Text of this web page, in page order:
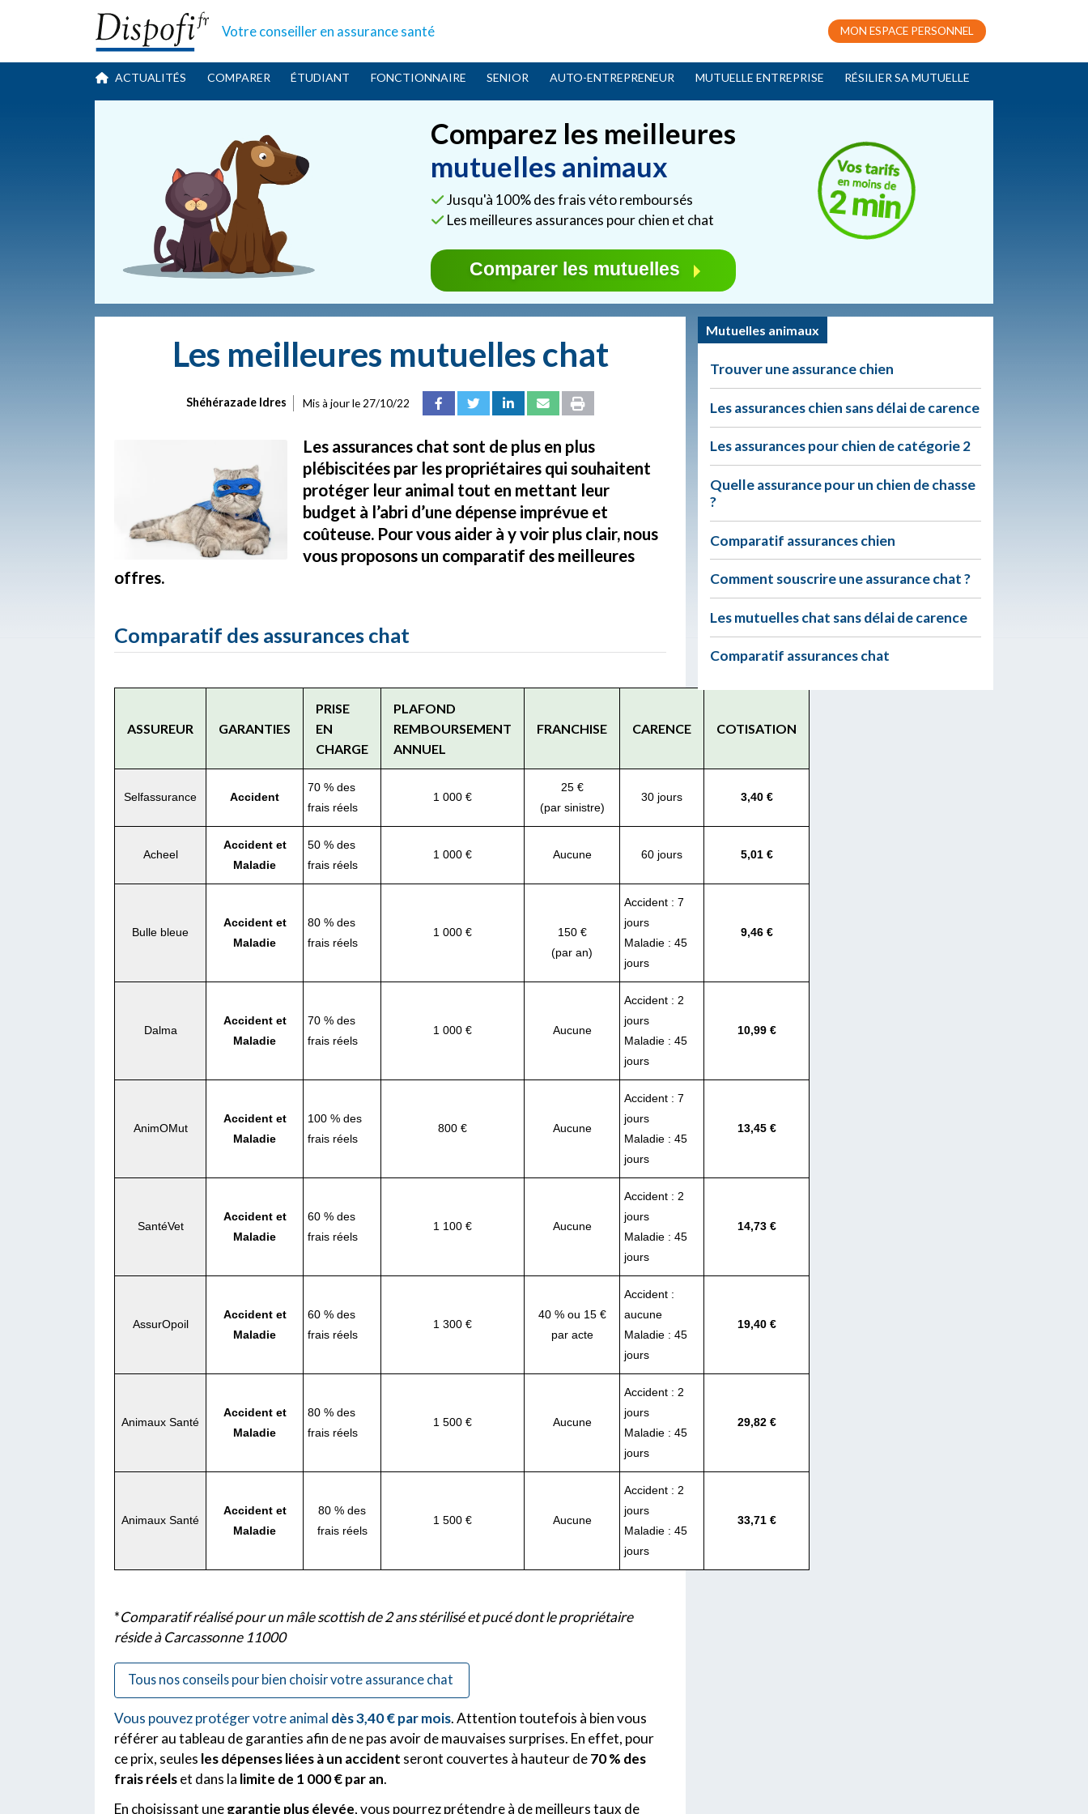
Votre conseilleren assurance santé MON ESPACE PERSONNEL
ACTUALITÉS COMPARER ÉTUDIANT FONCTIONNAIRE SENIOR AUTO-ENTREPRENEUR MUTUELLE ENTREPRISE RÉSILIER SA MUTUELLE
Comparez les meilleures
mutuelles animaux
Jusqu'à 100% des frais véto remboursés
Les meilleures assurances pour chien et chat
Comparer les mutuelles
Les meilleures mutuelles chat
Shéhérazade Idres Mis à jour le 27/10/22
Les assurances chat sont de plus en plus
plébiscitées par les propriétaires qui souhaitent
protéger leur animal tout en mettant leur
budget à l’abri d’une dépense imprévue et
coûteuse. Pour vous aider à y voir plus clair, nous
vous proposons un comparatif des meilleures
offres.
Comparatif des assurances chat
ASSUREUR GARANTIES
PRISE
EN
CHARGE
PLAFOND
REMBOURSEMENT
ANNUEL
FRANCHISE CARENCE COTISATION
Selfassurance Accident
70 % des
frais réels
1 000 €
25 €
(par sinistre)
30 jours 3,40 €
Acheel
Accident et
Maladie
50 % des
frais réels
1 000 € Aucune 60 jours 5,01 €
Bulle bleue
Accident et
Maladie
80 % des
frais réels
1 000 €
150 €
(par an)
Accident : 7
jours
Maladie : 45
jours
9,46 €
Dalma
Accident et
Maladie
70 % des
frais réels
1 000 € Aucune
Accident : 2
jours
Maladie : 45
jours
10,99 €
AnimOMut
Accident et
Maladie
100 % des
frais réels
800 € Aucune
Accident : 7
jours
Maladie : 45
jours
13,45 €
SantéVet
Accident et
Maladie
60 % des
frais réels
1 100 € Aucune
Accident : 2
jours
Maladie : 45
jours
14,73 €
AssurOpoil
Accident et
Maladie
60 % des
frais réels
1 300 €
40 % ou 15 €
par acte
Accident :
aucune
Maladie : 45
jours
19,40 €
Animaux Santé
Accident et
Maladie
80 % des
frais réels
1 500 € Aucune
Accident : 2
jours
Maladie : 45
jours
29,82 €
Animaux Santé
Accident et
Maladie
80 % des
frais réels
1 500 € Aucune
Accident : 2
jours
Maladie : 45
jours
33,71 €
*Comparatif réalisé pour un mâle scottish de 2 ans stérilisé et pucé dont le propriétaire
réside à Carcassonne 11000
Tous nos conseils pour bien choisir votre assurance chat
Vous pouvez protéger votre animal dès 3,40 € par mois. Attention toutefois à bien vous
référer au tableau de garanties afin de ne pas avoir de mauvaises surprises. En effet, pour
ce prix, seules les dépenses liées à un accident seront couvertes à hauteur de70 % des
frais réelset dans la limite de 1 000 € par an.
En choisissant unegarantie plus élevée, vous pourrez prétendre à de meilleurs taux de
Mutuelles animaux
Trouver une assurance chien
Les assurances chien sans délai de carence
Les assurances pour chien de catégorie 2
Quelle assurance pour un chien de chasse
?
Comparatif assurances chien
Comment souscrire une assurance chat ?
Les mutuelles chat sans délai de carence
Comparatif assurances chat